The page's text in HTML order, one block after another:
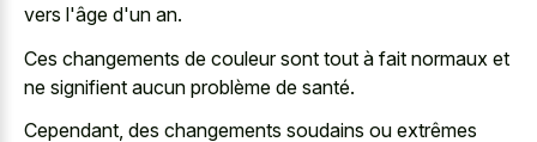
vers l'âge d'un an.
Ces changements de couleur sont tout à fait normaux et
ne signifient aucun problème de santé.
Cependant, des changements soudains ou extrêmes